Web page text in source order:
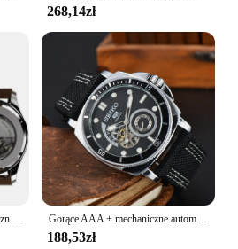
268,14zł
Gorące AAA + mechaniczne automatyczne zegarki AAA + dla mężczyzn SEIKO wzór sportowy wielofunkcyjny skórzany pasek męskie zegary codziennie wodoodporny
188,53zł